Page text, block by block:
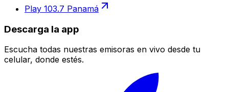
Play 103.7 Panamá
Descarga la app
Escucha todas nuestras emisoras en vivo desde tu
celular, donde estés.